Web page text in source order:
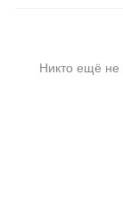
Никто ещё не